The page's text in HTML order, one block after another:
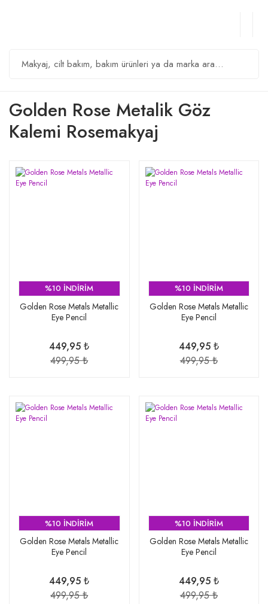
Golden Rose Metalik Göz
Kalemi Rosemakyaj
%10 İNDİRİM
Golden Rose Metals Metallic
Eye Pencil
449,95 ₺
499,95 ₺
%10 İNDİRİM
Golden Rose Metals Metallic
Eye Pencil
449,95 ₺
499,95 ₺
%10 İNDİRİM
Golden Rose Metals Metallic
Eye Pencil
449,95 ₺
499,95 ₺
%10 İNDİRİM
Golden Rose Metals Metallic
Eye Pencil
449,95 ₺
499,95 ₺